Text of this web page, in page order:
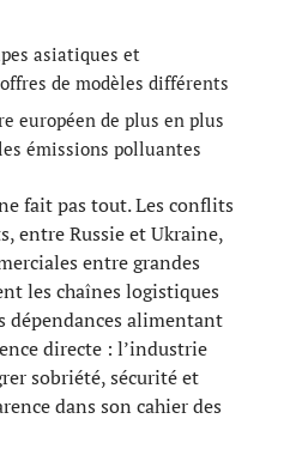
asiatiques et
de modèles différents
européen de plus en plus
émissions polluantes
fait pas tout. Les conflits
entre Russie et Ukraine,
entre grandes
les chaînes logistiques
dépendances alimentant
directe : l’industrie
sobriété, sécurité et
dans son cahier des